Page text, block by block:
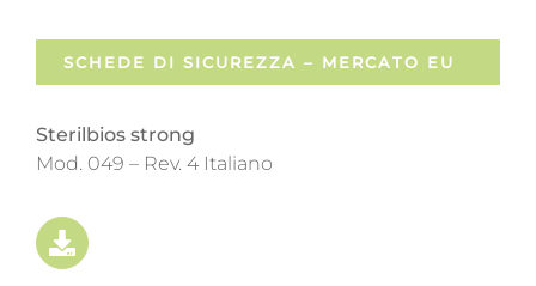
SCHEDE DI SICUREZZA – MERCATO EU
Sterilbios strong
Mod. 049 – Rev. 4 Italiano